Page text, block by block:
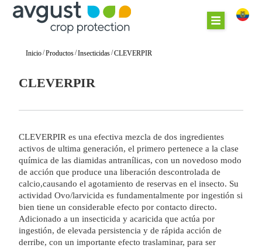
Inicio/Productos/Insecticidas/CLEVERPIR
CLEVERPIR
CLEVERPIR es una efectiva mezcla de dos ingredientes
activos de ultima generación, el primero pertenece a la clase
química de las diamidas antranílicas, con un novedoso modo
de acción que produce una liberación descontrolada de
calcio,causando el agotamiento de reservas en el insecto. Su
actividad Ovo/larvicida es fundamentalmente por ingestión si
bien tiene un considerable efecto por contacto directo.
Adicionado a un insecticida y acaricida que actúa por
ingestión, de elevada persistencia y de rápida acción de
derribe, con un importante efecto traslaminar, para ser